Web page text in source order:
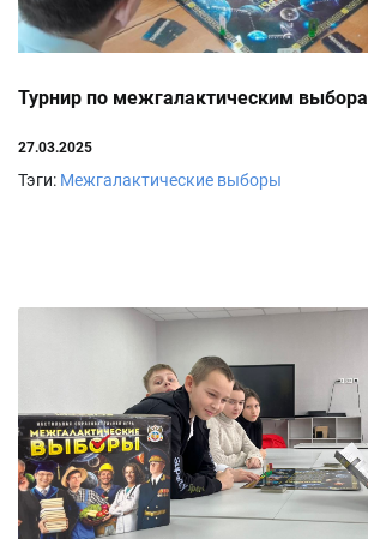
Турнир по межгалактическим
27.03.2025
Тэги: Межгалактические выборы